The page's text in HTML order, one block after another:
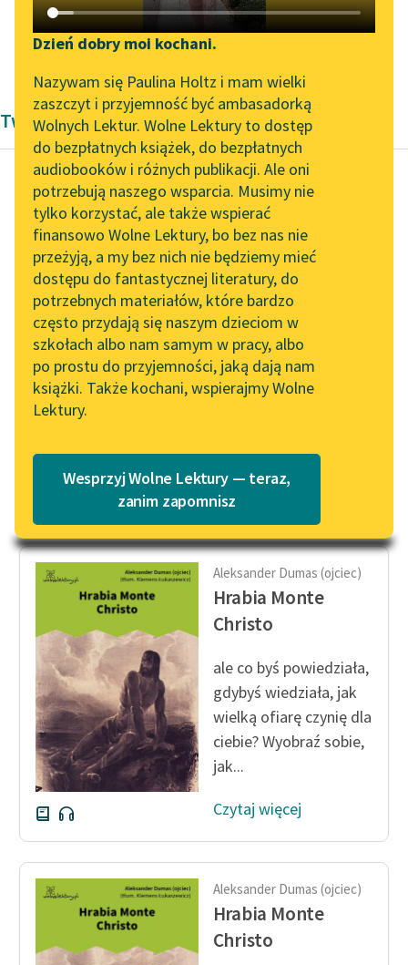
Katalog DAISY
Podkasty o książkach
Zgłoś brak utworu
Aktualności
„Prokurator Alicja Horn”
do słuchania
Byliśmy częścią AI Impact
Lab
Zapraszamy na spotkanie
online z tłumaczkami
literatury skandynawskiej
Spotkanie z Katarzyną
Tunkiel w Oslo
102. lata temu zmarł
Joseph Conrad
Lektury szkolne i klasyka
literatury do słuchania dla
uczennic i uczniów z
niepełnosprawnościami
E-kolekcja lektur
słuchania dla uczennic i
uczniów z
niepełnosprawnościami
Feministyczne inspiracje.
Popularyzacja
skandynawskiej literatury
feministycznej
Ręce pełne poezji
Kolekcje edukacyjne
twórców przechodzących
do domeny publicznej,
lektur szkolnych oraz
Starego Testamentu
Narzędzia
Mapa Wolnych Lektur
Leśmianator
Przewodnik dla piszących i
czytających
API
OAI-PMH
Widget Wolnych Lektur
Przypisy
Katalog w formacie PDF
Dzień dobry moi kochani.
Nazywam się Paulina Holtz i mam wielki
zaszczyt i przyjemność być ambasadorką
Wolnych Lektur. Wolne Lektury to dostęp
do bezpłatnych książek, do bezpłatnych
audiobooków i różnych publikacji. Ale oni
potrzebują naszego wsparcia. Musimy nie
tylko korzystać, ale także wspierać
finansowo Wolne Lektury, bo bez nas nie
przeżyją, a my bez nich nie będziemy mieć
dostępu do fantastycznej literatury, do
potrzebnych materiałów, które bardzo
często przydają się naszym dzieciom w
szkołach albo nam samym w pracy, albo
po prostu do przyjemności, jaką dają nam
książki. Także kochani, wspierajmy Wolne
Lektury.
Wesprzyj Wolne Lektury — teraz,
zanim zapomnisz
Aleksander Dumas (ojciec)
Twórczość Aleksandra Dumas
Aleksander Dumas (ojciec)
Hrabia Monte
Christo
Fernand, przywiedziony
prawie do
ostateczności przez
Danglarsa, który
byka, już...
Czytaj więcej
Aleksander Dumas (ojciec)
Hrabia Monte
Christo
ale co byś powiedziała,
gdybyś wiedziała, jak
wielką ofiarę czynię dla
ciebie? Wyobraź sobie,
jak...
Czytaj więcej
Aleksander Dumas (ojciec)
Hrabia Monte
Christo